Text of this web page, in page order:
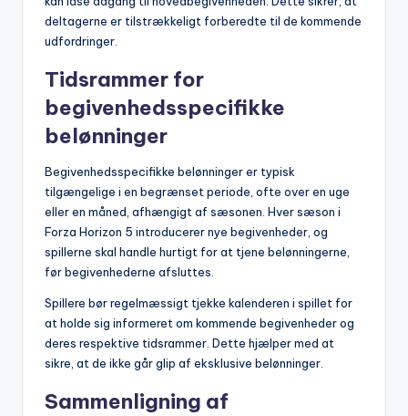
deltagerne er tilstrækkeligt forberedte til de kommende
udfordringer.
Tidsrammer for
begivenhedsspecifikke
belønninger
Begivenhedsspecifikke belønninger er typisk
tilgængelige i en begrænset periode, ofte over en uge
eller en måned, afhængigt af sæsonen. Hver sæson i
Forza Horizon 5 introducerer nye begivenheder, og
spillerne skal handle hurtigt for at tjene belønningerne,
før begivenhederne afsluttes.
Spillere bør regelmæssigt tjekke kalenderen i spillet for
at holde sig informeret om kommende begivenheder og
deres respektive tidsrammer. Dette hjælper med at
sikre, at de ikke går glip af eksklusive belønninger.
Sammenligning af